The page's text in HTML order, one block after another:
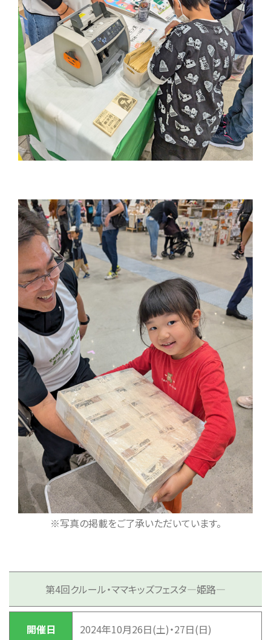
※写真の掲載をご了承いただいています。
第4回クルール・ママキッズフェスタ―姫路―
開催日 2024年10月26日(土)・27日(日)